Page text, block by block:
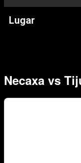
Lugar
Necaxa vs